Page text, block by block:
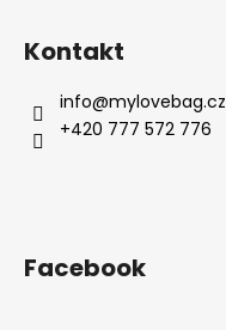
Kontakt
info@mylovebag.cz
+420 777 572 776
Facebook